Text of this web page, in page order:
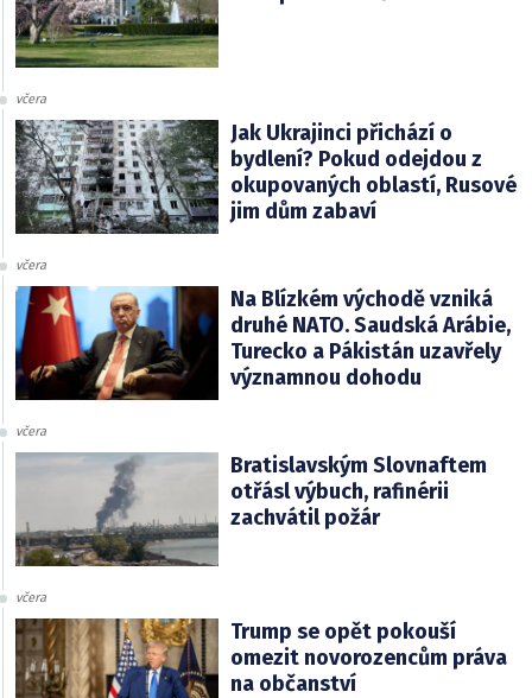
včera
Jak Ukrajinci přichází o
bydlení? Pokud odejdou z
okupovaných oblastí, Rusové
jim dům zabaví
včera
Na Blízkém východě vzniká
druhé NATO. Saudská Arábie,
Turecko a Pákistán uzavřely
významnou dohodu
včera
Bratislavským Slovnaftem
otřásl výbuch, rafinérii
zachvátil požár
včera
Trump se opět pokouší
omezit novorozencům práva
na občanství